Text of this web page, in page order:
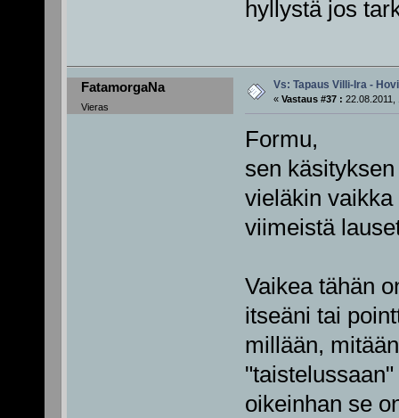
hyllystä jos
FatamorgaNa
Vieras
Vs: Tapaus Villi-Ira -
« Vastaus #37 : 22.08.2011,
Formu,
sen
vieläkin
viimeistä
Vaikea tähän
itseäni tai
millään,
oikeinhan se